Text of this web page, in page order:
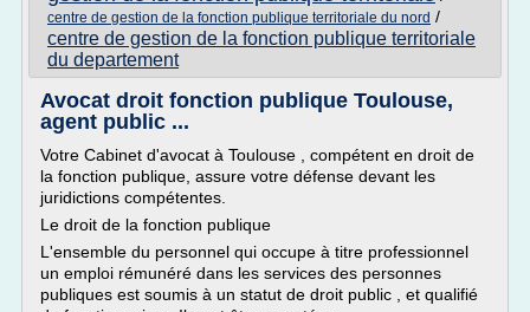
centre de gestion de la fonction publique territoriale du nord /
centre de gestion de la fonction publique territoriale
du departement
Avocat droit fonction publique Toulouse,
agent public ...
Votre Cabinet d'avocat à Toulouse , compétent en droit de
la fonction publique, assure votre défense devant les
juridictions compétentes.
Le droit de la fonction publique
L'ensemble du personnel qui occupe à titre professionnel
un emploi rémunéré dans les services des personnes
publiques est soumis à un statut de droit public , et qualifié